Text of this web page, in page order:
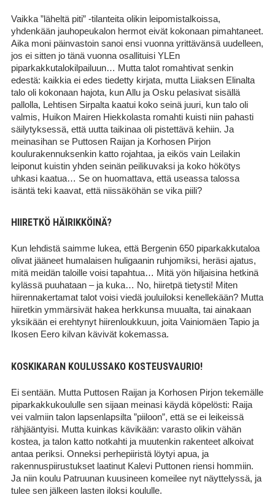
Vaikka ”läheltä piti” -tilanteita olikin leipomistalkoissa,
yhdenkään jauhopeukalon hermot eivät kokonaan pimahtaneet.
Aika moni päinvastoin sanoi ensi vuonna yrittävänsä uudelleen,
jos ei sitten jo tänä vuonna osallituisi YLEn
piparkakkutalokilpailuun… Mutta talot romahtivat senkin
edestä: kaikkia ei edes tiedetty kirjata, mutta Liiaksen Elinalta
talo oli kokonaan hajota, kun Allu ja Osku pelasivat sisällä
pallolla, Lehtisen Sirpalta kaatui koko seinä juuri, kun talo oli
valmis, Huikon Mairen Hiekkolasta romahti kuisti niin pahasti
säilytyksessä, että uutta taikinaa oli pistettävä kehiin. Ja
meinasihan se Puttosen Raijan ja Korhosen Pirjon
koulurakennuksenkin katto rojahtaa, ja eikös vain Leilakin
leiponut kuistin yhden seinän peilikuvaksi ja koko hökötys
uhkasi kaatua… Se on huomattava, että useassa talossa
isäntä teki kaavat, että niissäköhän se vika piili?
HIIRETKÖ HÄIRIKKÖINÄ?
Kun lehdistä saimme lukea, että Bergenin 650 piparkakkutaloa
olivat jääneet humalaisen huligaanin ruhjomiksi, heräsi ajatus,
mitä meidän taloille voisi tapahtua… Mitä yön hiljaisina hetkinä
kylässä puuhataan – ja kuka… No, hiiretpä tietysti! Miten
hiirennakertamat talot voisi viedä jouluiloksi kenellekään? Mutta
hiiretkin ymmärsivät hakea herkkunsa muualta, tai ainakaan
yksikään ei erehtynyt hiirenloukkuun, joita Vainiomäen Tapio ja
Ikosen Eero kilvan kävivät kokemassa.
KOSKIKARAN KOULUSSAKO KOSTEUSVAURIO!
Ei sentään. Mutta Puttosen Raijan ja Korhosen Pirjon tekemälle
piparkakkukoululle sen sijaan meinasi käydä köpelösti: Raija
vei valmiin talon lapsenlapsilta ”piiloon”, että se ei leikeissä
rähjääntyisi. Mutta kuinkas kävikään: varasto olikin vähän
kostea, ja talon katto notkahti ja muutenkin rakenteet alkoivat
antaa periksi. Onneksi perhepiiristä löytyi apua, ja
rakennuspiirustukset laatinut Kalevi Puttonen riensi hommiin.
Ja niin koulu Patruunan kuusineen komeilee nyt näyttelyssä, ja
tulee sen jälkeen lasten iloksi koululle.